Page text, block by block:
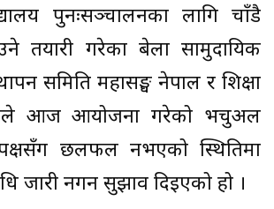
पुनःसञ्चालनका लागि चाँडै
तयारी गरेका बेला सामुदायिक
समिति महासङ्घ नेपाल र शिक्षा
आज आयोजना गरेको भर्चुअल
छलफल नभएको स्थितिमा
जारी नगर्न सुझाव दिइएको हो ।